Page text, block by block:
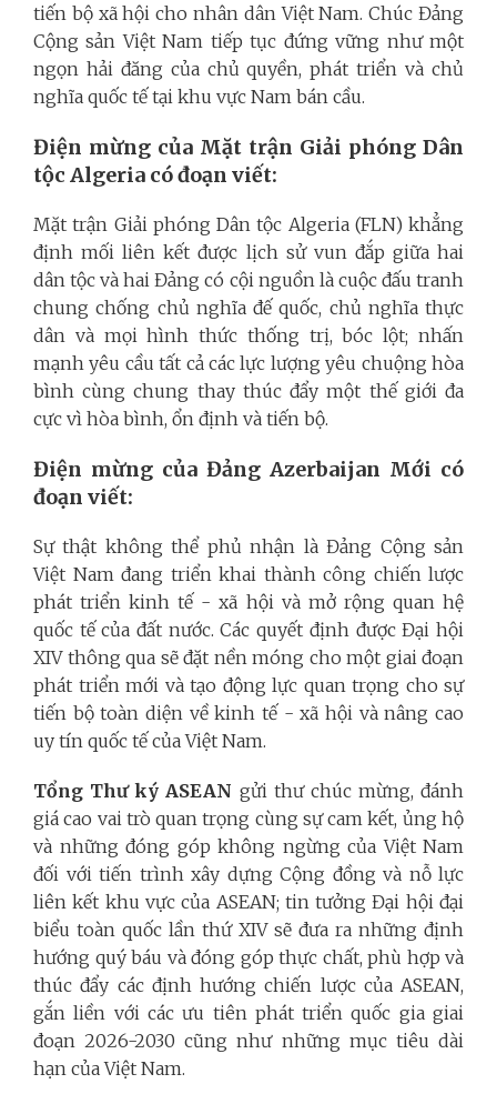
tiến bộ xã hội cho nhân dân Việt Nam. Chúc Đảng
Cộng sản Việt Nam tiếp tục đứng vững như một
ngọn hải đăng của chủ quyền, phát triển và chủ
nghĩa quốc tế tại khu vực Nam bán cầu.
Điện mừng của Mặt trận Giải phóng Dân
tộc Algeria có đoạn viết:
Mặt trận Giải phóng Dân tộc Algeria (FLN) khẳng
định mối liên kết được lịch sử vun đắp giữa hai
dân tộc và hai Đảng có cội nguồn là cuộc đấu tranh
chung chống chủ nghĩa đế quốc, chủ nghĩa thực
dân và mọi hình thức thống trị, bóc lột; nhấn
mạnh yêu cầu tất cả các lực lượng yêu chuộng hòa
bình cùng chung thay thúc đẩy một thế giới đa
cực vì hòa bình, ổn định và tiến bộ.
Điện mừng của Đảng Azerbaijan Mới có
đoạn viết:
Sự thật không thể phủ nhận là Đảng Cộng sản
Việt Nam đang triển khai thành công chiến lược
phát triển kinh tế - xã hội và mở rộng quan hệ
quốc tế của đất nước. Các quyết định được Đại hội
XIV thông qua sẽ đặt nền móng cho một giai đoạn
phát triển mới và tạo động lực quan trọng cho sự
tiến bộ toàn diện về kinh tế - xã hội và nâng cao
uy tín quốc tế của Việt Nam.
Tổng Thư ký ASEAN gửi thư chúc mừng, đánh
giá cao vai trò quan trọng cùng sự cam kết, ủng hộ
và những đóng góp không ngừng của Việt Nam
đối với tiến trình xây dựng Cộng đồng và nỗ lực
liên kết khu vực của ASEAN; tin tưởng Đại hội đại
biểu toàn quốc lần thứ XIV sẽ đưa ra những định
hướng quý báu và đóng góp thực chất, phù hợp và
thúc đẩy các định hướng chiến lược của ASEAN,
gắn liền với các ưu tiên phát triển quốc gia giai
đoạn 2026-2030 cũng như những mục tiêu dài
hạn của Việt Nam.